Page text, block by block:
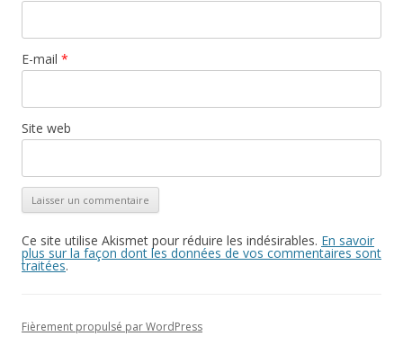
E-mail *
Site web
Ce site utilise Akismet pour réduire les indésirables. En savoir
plus sur la façon dont les données de vos commentaires sont
traitées.
Fièrement propulsé par WordPress